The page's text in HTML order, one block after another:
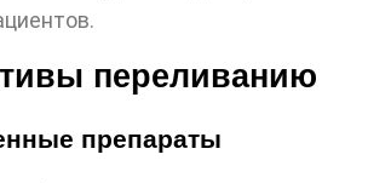
переливанию
препараты